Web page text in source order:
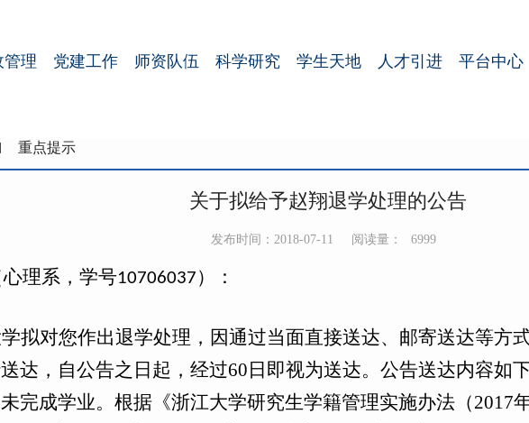
管理 党建工作 师资队伍 科学研究 学生天地 人才引进 平台中心
重点提示
关于拟给予赵翔退学处理的公告
发布时间：2018-07-11 阅读量： 6999
心理系 ，学号10706037）：
拟对您作出退学处理，因通过当面直接送达、邮寄送达等方
达，自公告之日起，经过60 日即视为送达。公告送达内容如
完成学业。根据《浙江大学研究生学籍管理实施办法（2017